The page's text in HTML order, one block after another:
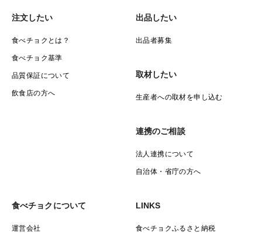
注文したい
食べチョクとは？
食べチョク基準
品質保証について
飲食店の方へ
出品したい
出品者募集
取材したい
生産者への取材を申し込む
連携のご相談
法人連携について
自治体・省庁の方へ
食べチョクについて
運営会社
LINKS
食べチョクふるさと納税